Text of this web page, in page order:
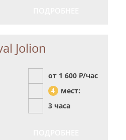
Jolion
от 1 600 ₽/час
4
мест:
3 часа